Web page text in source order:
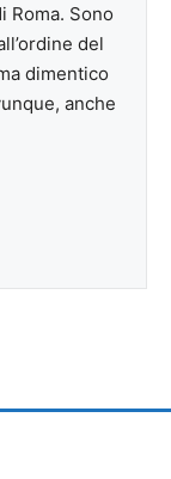
Roma. Sono
del
dimentico
anche